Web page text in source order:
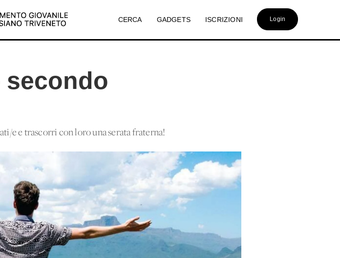
CERCA GADGETS ISCRIZIONI Login
e e trascorri con loro una serata fraterna!